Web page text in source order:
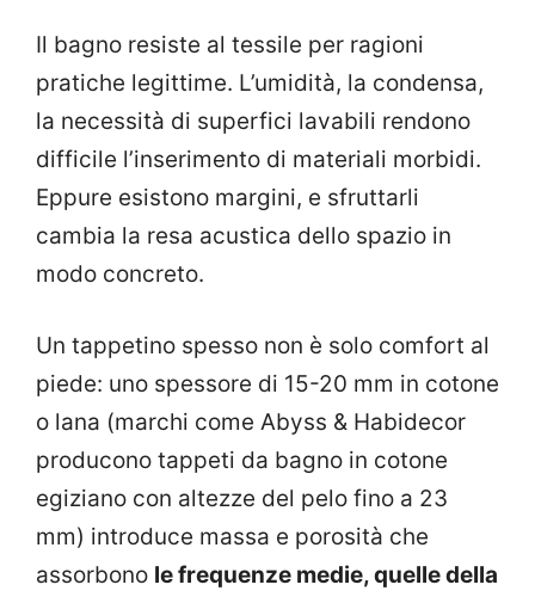
Il bagno resiste al tessile per ragioni
pratiche legittime. L’umidità, la condensa,
la necessità di superfici lavabili rendono
difficile l’inserimento di materiali morbidi.
Eppure esistono margini, e sfruttarli
cambia la resa acustica dello spazio in
modo concreto.
Un tappetino spesso non è solo comfort al
piede: uno spessore di 15-20 mm in cotone
o lana (marchi come Abyss & Habidecor
producono tappeti da bagno in cotone
egiziano con altezze del pelo fino a 23
mm) introduce massa e porosità che
assorbono le frequenze medie, quelle della